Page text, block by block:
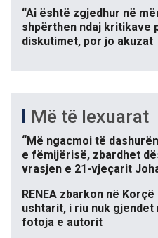
“Ai është zgjedhur në
shpërthen ndaj kritikave
diskutimet, por jo akuzat
Më të lexuarat
“Më ngacmoi të
e fëmijërisë, zbardhet
vrasjen e 21-vjeçarit
RENEA zbarkon në
ushtarit, i riu nuk gjendet
fotoja e autorit